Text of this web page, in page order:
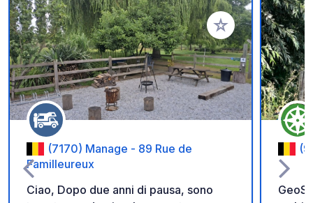
Aggiungi ai tuoi
(7170) Manage - 89 Rue de
Familleureux
Ciao, Dopo due anni di pausa, sono